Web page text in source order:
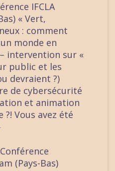
IFCLA
« Vert,
: comment
monde en
intervention sur «
public et les
devraient ?)
de cybersécurité
et animation
?! Vous avez été
(Pays-Bas)